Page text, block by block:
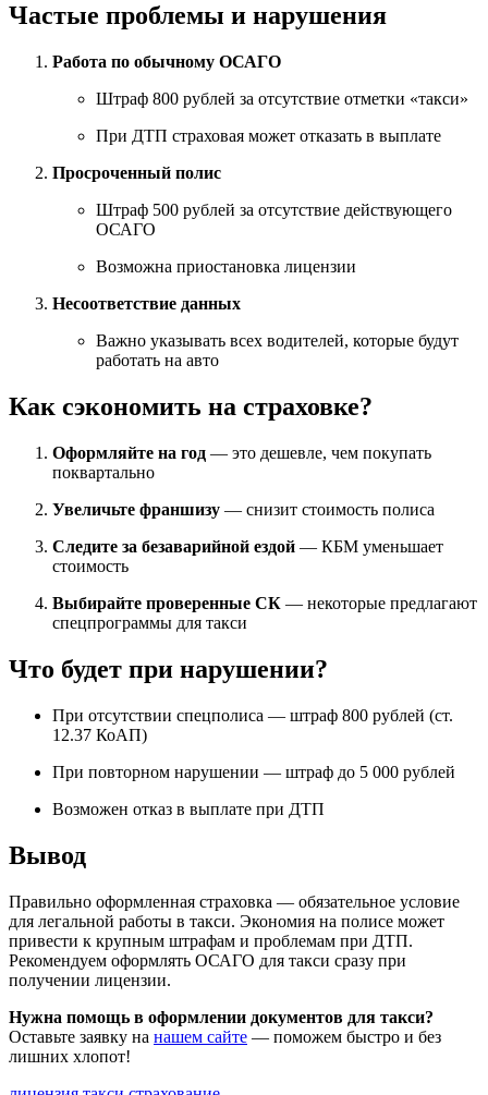
Частые проблемы и нарушения
Работа по обычному ОСАГО
Штраф 800 рублей за отсутствие отметки «такси»
При ДТП страховая может отказать в выплате
Просроченный полис
Штраф 500 рублей за отсутствие действующего
ОСАГО
Возможна приостановка лицензии
Несоответствие данных
Важно указывать всех водителей, которые будут
работать на авто
Как сэкономить на страховке?
Оформляйте на год — это дешевле, чем покупать
поквартально
Увеличьте франшизу — снизит стоимость полиса
Следите за безаварийной ездой — КБМ уменьшает
стоимость
Выбирайте проверенные СК — некоторые предлагают
спецпрограммы для такси
Что будет при нарушении?
При отсутствии спецполиса — штраф 800 рублей (ст.
12.37 КоАП)
При повторном нарушении — штраф до 5 000 рублей
Возможен отказ в выплате при ДТП
Вывод
Правильно оформленная страховка — обязательное условие
для легальной работы в такси. Экономия на полисе может
привести к крупным штрафам и проблемам при ДТП.
Рекомендуем оформлять ОСАГО для такси сразу при
получении лицензии.
Нужна помощь в оформлении документов для такси?
Оставьте заявку на нашем сайте — поможем быстро и без
лишних хлопот!